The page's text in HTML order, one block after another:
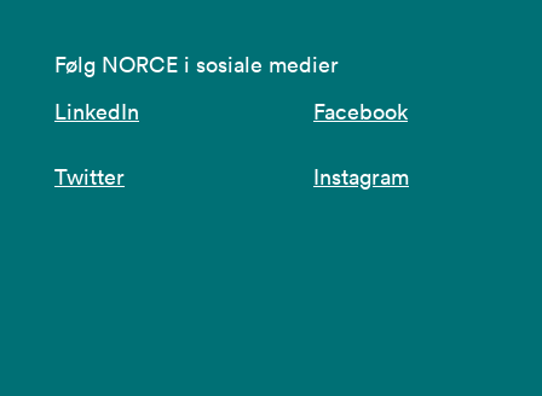
Følg NORCE i sosiale medier
LinkedIn
Facebook
Twitter Instagram